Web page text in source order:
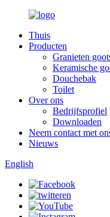
Thuis
Producten
Granieten
Keramische
Douchebak
Toilet
Over ons
Bedrijfsprofiel
Downloaden
Neem contact met
Nieuws
English